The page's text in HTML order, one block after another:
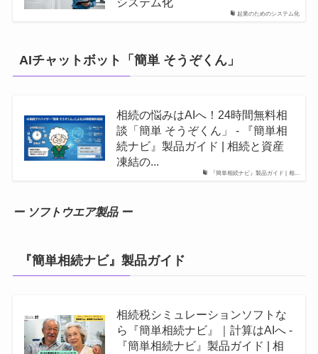
起業のためのシステム化
AIチャットボット「簡単 そうぞくん」
『簡単相続ナビ』製品ガイド | 相...
相続の悩みはAIへ！24時間無料相
談「簡単 そうぞくん」 - 『簡単相
続ナビ』製品ガイド | 相続と資産
凍結の...
ー ソフトウエア製品 ー
『簡単相続ナビ』製品ガイド
相続税シミュレーションソフトな
ら『簡単相続ナビ』｜計算はAIへ -
『簡単相続ナビ』製品ガイド | 相